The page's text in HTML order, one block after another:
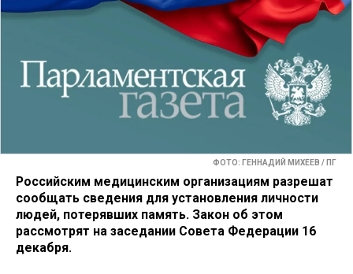
ФОТО: ГЕННАДИЙ МИХЕЕВ / ПГ
Российским медицинским организациям разрешат
сообщать сведения для установления личности
людей, потерявших память. Закон об этом
рассмотрят на заседании Совета Федерации 16
декабря.